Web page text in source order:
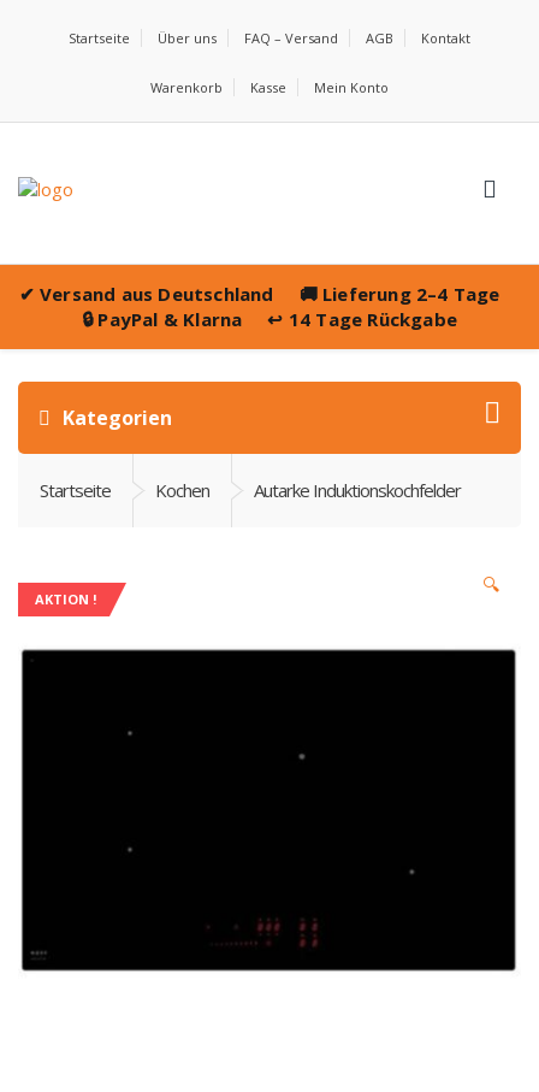
Startseite Über uns FAQ – Versand AGB Kontakt
Warenkorb Kasse Mein Konto
✔ Versand aus Deutschland 🚚 Lieferung 2–4 Tage
🔒 PayPal & Klarna ↩️ 14 Tage Rückgabe
Kategorien
Startseite Kochen Autarke Induktionskochfelder
AKTION !
🔍